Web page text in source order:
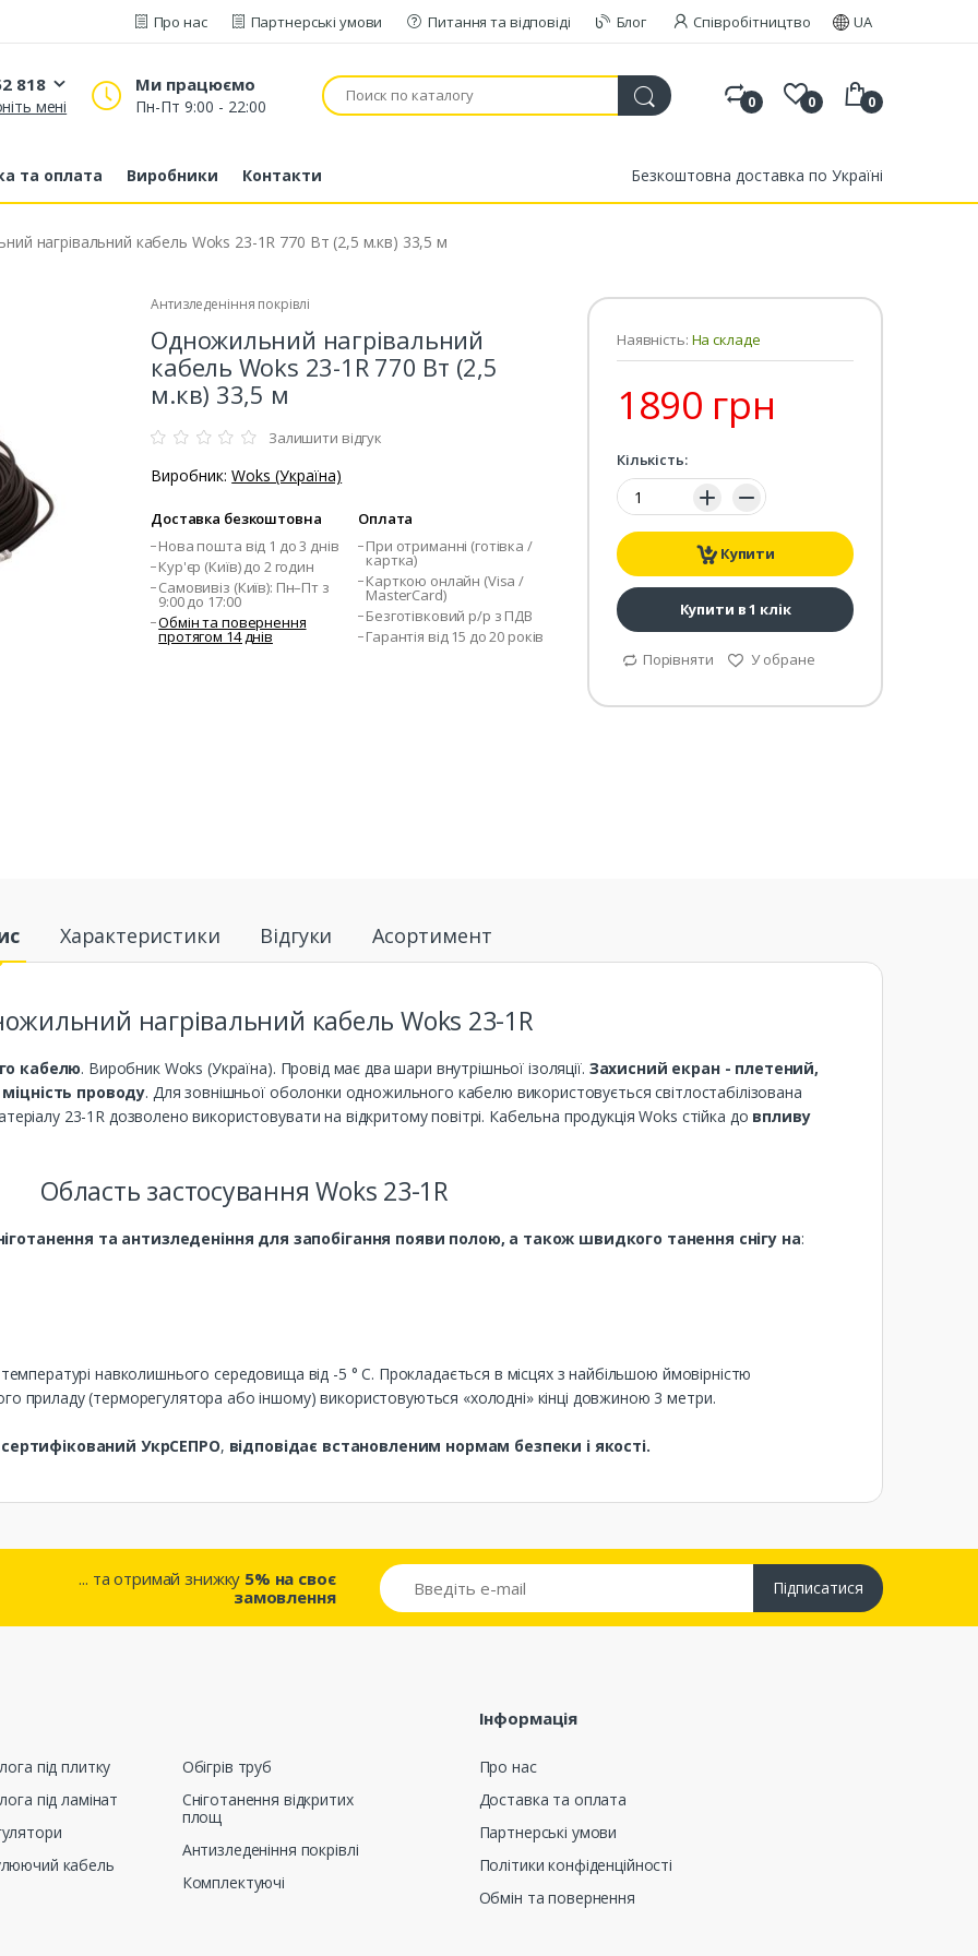
Про нас Партнерські умови Питання та відповіді Блог Співробітництво UA
818
52 818
63 881
мені
Ми працюємо
Пн-Пт 9:00 - 22:00 0 0 0
та оплата Виробники Контакти Безкоштовна доставка по Україні
нагрівальний кабель Woks 23-1R 770 Вт (2,5 м.кв) 33,5 м
Антизледеніння покрівлі
Одножильний нагрівальний
кабель Woks 23-1R 770 Вт (2,5
м.кв) 33,5 м
Залишити відгук
Виробник:Woks (Україна)
Доставка безкоштовна
Нова пошта від 1 до 3 днів
Кур'єр (Київ) до 2 годин
Самовивіз (Київ): Пн–Пт з
9:00 до 17:00
Обмін та повернення
протягом 14 днів
Оплата
При отриманні (готівка /
картка)
Карткою онлайн (Visa /
MasterCard)
Безготівковий р/р з ПДВ
Гарантія від 15 до 20 років
Наявність: На складе
1890 грн
Кількість:
Кількість:
Купити
Купити в 1 клік
Порівняти У обране
Характеристики Відгуки Асортимент
нагрівальний кабель Woks 23-1R
кабелю. Виробник Woks (Україна). Провід має два шари внутрішньої ізоляції. Захисний екран - плетений,
проводу. Для зовнішньої оболонки одножильного кабелю використовується світлостабілізована
23-1R дозволено використовувати на відкритому повітрі. Кабельна продукція Woks стійка до впливу
Область застосування Woks 23-1R
та антизледеніння для запобігання появи полою, а також швидкого танення снігу на:
навколишнього середовища від -5 ° С. Прокладається в місцях з найбільшою ймовірністю
приладу (терморегулятора або іншому) використовуються «холодні» кінці довжиною 3 метри.
УкрСЕПРО, відповідає встановленим нормам безпеки і якості.
... та отримай знижку 5% на своє
замовлення
Підписатися
під плитку
під ламінат
кабель
Обігрів труб
Сніготанення відкритих
площ
Антизледеніння покрівлі
Комплектуючі
Інформація
Про нас
Доставка та оплата
Партнерські умови
Політики конфіденційності
Обмін та повернення